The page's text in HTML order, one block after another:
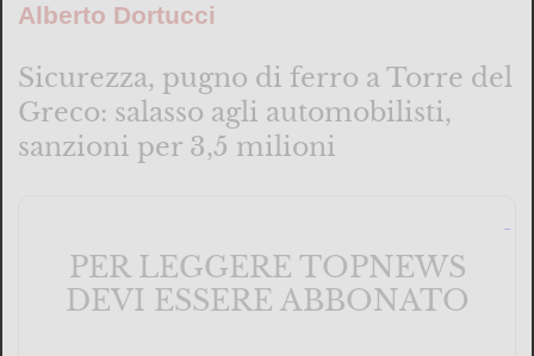
Alberto Dortucci
Sicurezza, pugno di ferro a Torre del
Greco: salasso agli automobilisti,
sanzioni per 3,5 milioni
PER LEGGERE TOPNEWS
DEVI ESSERE ABBONATO